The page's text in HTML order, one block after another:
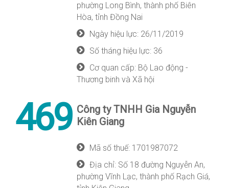
phường Long Bình, thành phố Biên
Hòa, tỉnh Đồng Nai
Ngày hiệu lực: 26/11/2019
Số tháng hiệu lực: 36
Cơ quan cấp: Bộ Lao động -
Thương binh và Xã hội
469 Công ty TNHH Gia Nguyễn
Kiên Giang
Mã số thuế: 1701987072
Địa chỉ: Số 18 đường Nguyễn An,
phường Vĩnh Lạc, thành phố Rạch Giá,